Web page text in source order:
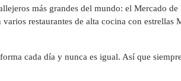
más grandes del mundo: el Mercado
restaurantes de alta cocina con estrellas
cada día y nunca es igual. Así que